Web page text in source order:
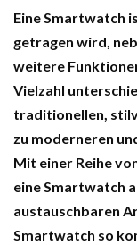
Eine Smartwatch
getragen wird,
weitere
Vielzahl
traditionellen,
zu moderneren
Mit einer Reihe
eine Smartwatch
austauschbaren
Smartwatch so